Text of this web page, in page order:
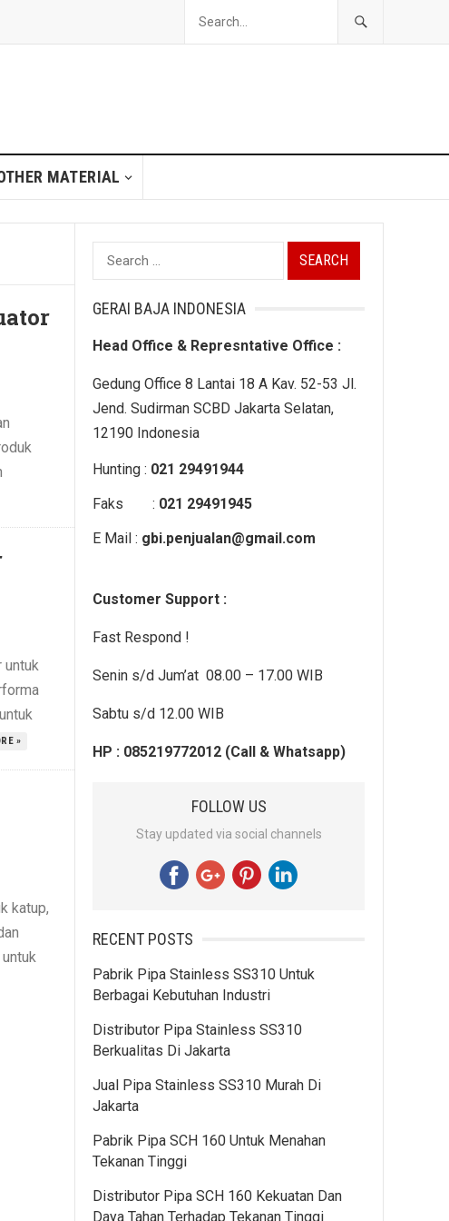
MATERIAL
untuk
»
katup,
Search
for:
GERAI BAJA INDONESIA
Head Office & Represntative Office :
Gedung Office 8 Lantai 18 A Kav. 52-53 Jl.
Jend. Sudirman SCBD Jakarta Selatan,
12190 Indonesia
Hunting : 021 29491944
Faks : 021 29491945
E Mail : gbi.penjualan@gmail.com
Customer Support :
Fast Respond !
Senin s/d Jum’at 08.00 – 17.00 WIB
Sabtu s/d 12.00 WIB
HP : 085219772012 (Call & Whatsapp)
FOLLOW US
Stay updated via social channels
RECENT POSTS
Pabrik Pipa Stainless SS310 Untuk
Berbagai Kebutuhan Industri
Distributor Pipa Stainless SS310
Berkualitas Di Jakarta
Jual Pipa Stainless SS310 Murah Di
Jakarta
Pabrik Pipa SCH 160 Untuk Menahan
Tekanan Tinggi
Distributor Pipa SCH 160 Kekuatan Dan
Daya Tahan Terhadap Tekanan Tinggi